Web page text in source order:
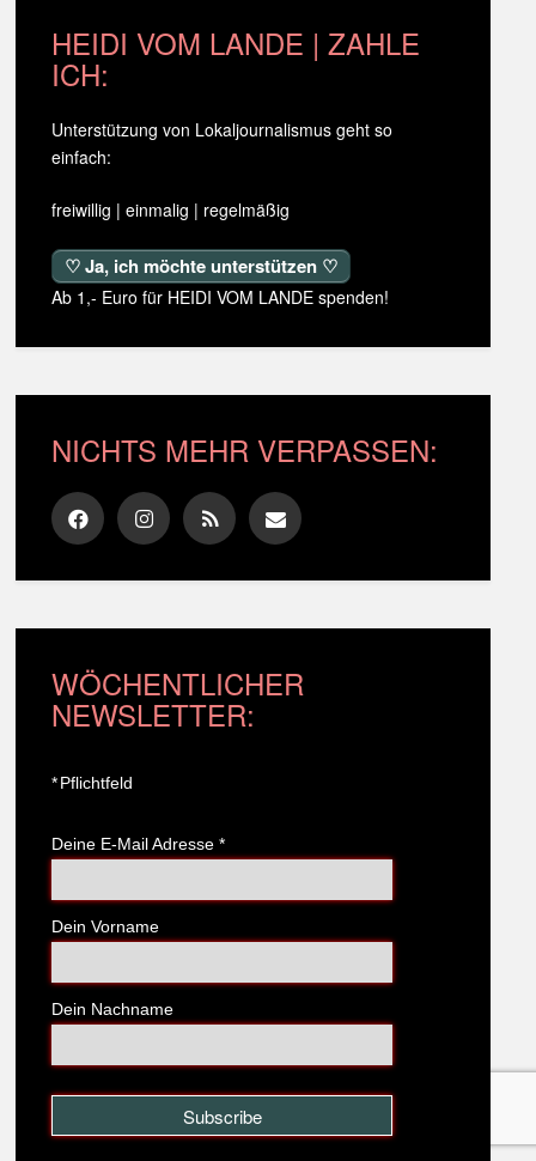
HEIDI VOM LANDE | ZAHLE
ICH:
Unterstützung von Lokaljournalismus geht so
einfach:
freiwillig | einmalig | regelmäßig
♡ Ja, ich möchte unterstützen ♡
Ab 1,- Euro für HEIDI VOM LANDE spenden!
NICHTS MEHR VERPASSEN:
WÖCHENTLICHER
NEWSLETTER:
*Pflichtfeld
Deine E-Mail Adresse *
Dein Vorname
Dein Nachname